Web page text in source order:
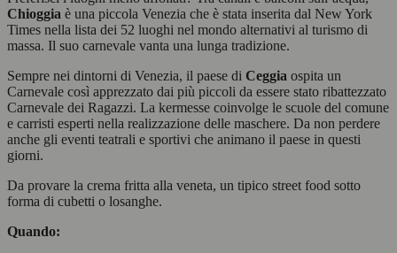
Chioggia è una piccola Venezia che è stata inserita dal New York
Times nella lista dei 52 luoghi nel mondo alternativi al turismo di
massa. Il suo carnevale vanta una lunga tradizione.
Sempre nei dintorni di Venezia, il paese di Ceggia ospita un
Carnevale così apprezzato dai più piccoli da essere stato ribattezzato
Carnevale dei Ragazzi. La kermesse coinvolge le scuole del comune
e carristi esperti nella realizzazione delle maschere. Da non perdere
anche gli eventi teatrali e sportivi che animano il paese in questi
giorni.
Da provare la crema fritta alla veneta, un tipico street food sotto
forma di cubetti o losanghe.
Quando: